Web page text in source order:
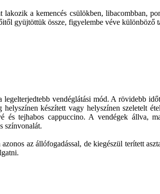
a kemencés csülökben, libacombban,
gyüjtöttük össze, figyelembe véve különböző
legelterjedtebb vendéglátási mód. A rövidebb
helyszínen készített vagy helyszínen szeletelt
és tejhabos cappuccino. A vendégek állva,
színvonalát.
az állófogadással, de kiegészül terített